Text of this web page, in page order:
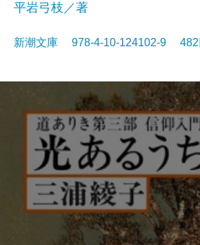
平岩弓枝／著
新潮文庫 978-4-10-124102-9